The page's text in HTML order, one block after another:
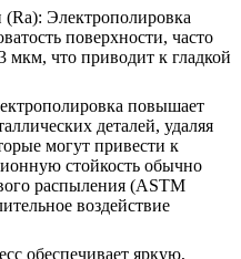
(Ra): Электрополировка
поверхности, часто
мкм, что приводит к гладкой
повышает
деталей, удаляя
могут привести к
стойкость обычно
распыления (ASTM
воздействие
обеспечивает яркую,